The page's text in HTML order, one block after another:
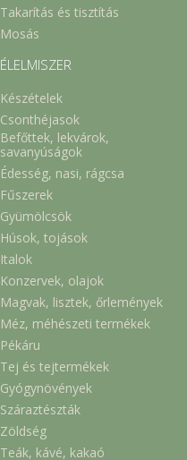
Takarítás és tisztítás
Mosás
ÉLELMISZER
Készételek
Csonthéjasok
Befőttek, lekvárok,
savanyúságok
Édesség, nasi, rágcsa
Fűszerek
Gyümölcsök
Húsok, tojások
Italok
Konzervek, olajok
Magvak, lisztek, őrlemények
Méz, méhészeti termékek
Pékáru
Tej és tejtermékek
Gyógynövények
Száraztészták
Zöldség
Teák, kávé, kakaó